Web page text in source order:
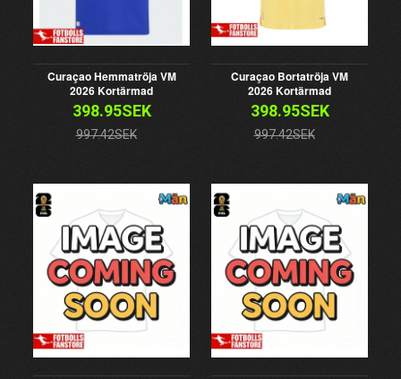
Curaçao Hemmatröja VM
2026 Kortärmad
398.95SEK
997.42SEK
Curaçao Bortatröja VM
2026 Kortärmad
398.95SEK
997.42SEK